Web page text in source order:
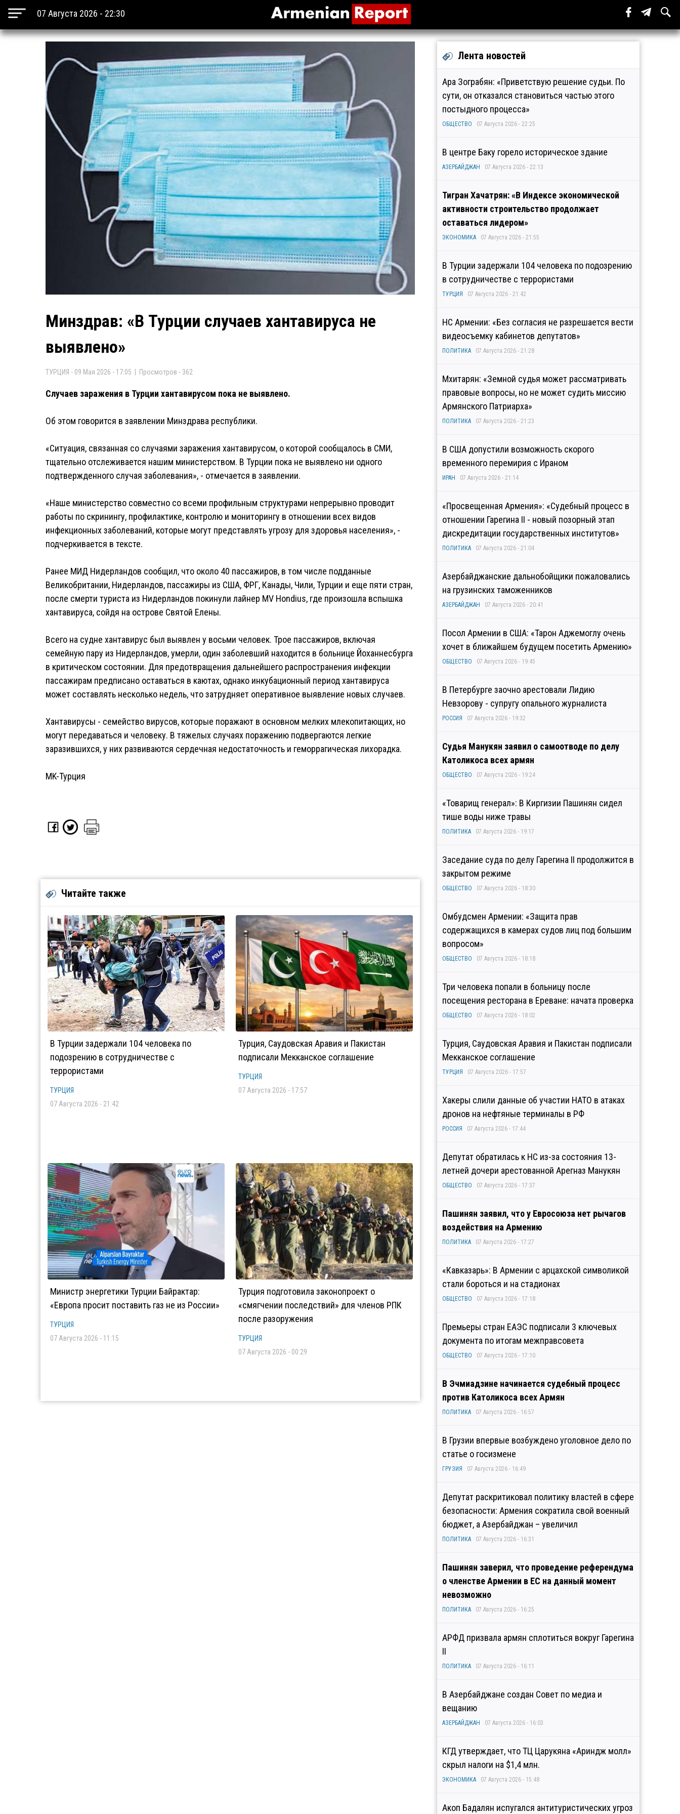
07 Августа 2026 - 22:30
Минздрав: «В Турции случаев хантавируса не
выявлено»
ТУРЦИЯ - 09 Мая 2026 - 17:05 | Просмотров - 362
Случаев заражения в Турции хантавирусом пока не выявлено.
Об этом говорится в заявлении Минздрава республики.
«Ситуация, связанная со случаями заражения хантавирусом, о которой сообщалось в СМИ,
тщательно отслеживается нашим министерством. В Турции пока не выявлено ни одного
подтвержденного случая заболевания», - отмечается в заявлении.
«Наше министерство совместно со всеми профильным структурами непрерывно проводит
работы по скринингу, профилактике, контролю и мониторингу в отношении всех видов
инфекционных заболеваний, которые могут представлять угрозу для здоровья населения», -
подчеркивается в тексте.
Ранее МИД Нидерландов сообщил, что около 40 пассажиров, в том числе подданные
Великобритании, Нидерландов, пассажиры из США, ФРГ, Канады, Чили, Турции и еще пяти стран,
после смерти туриста из Нидерландов покинули лайнер MV Hondius, где произошла вспышка
хантавируса, сойдя на острове Святой Елены.
Всего на судне хантавирус был выявлен у восьми человек. Трое пассажиров, включая
семейную пару из Нидерландов, умерли, один заболевший находится в больнице Йоханнесбурга
в критическом состоянии. Для предотвращения дальнейшего распространения инфекции
пассажирам предписано оставаться в каютах, однако инкубационный период хантавируса
может составлять несколько недель, что затрудняет оперативное выявление новых случаев.
Хантавирусы - семейство вирусов, которые поражают в основном мелких млекопитающих, но
могут передаваться и человеку. В тяжелых случаях поражению подвергаются легкие
заразившихся, у них развиваются сердечная недостаточность и геморрагическая лихорадка.
MK-Турция
Читайте также
В Турции задержали 104 человека по
подозрению в сотрудничестве с
террористами
ТУРЦИЯ
07 Августа 2026 - 21:42
Турция, Саудовская Аравия и Пакистан
подписали Мекканское соглашение
ТУРЦИЯ
07 Августа 2026 - 17:57
Министр энергетики Турции Байрактар:
«Европа просит поставить газ не из России»
ТУРЦИЯ
07 Августа 2026 - 11:15
Турция подготовила законопроект о
«смягчении последствий» для членов РПК
после разоружения
ТУРЦИЯ
07 Августа 2026 - 00:29
Лента новостей
Ара Зограбян: «Приветствую решение судьи. По
сути, он отказался становиться частью этого
постыдного процесса»
ОБЩЕСТВО 07 Августа 2026 - 22:25
В центре Баку горело историческое здание
АЗЕРБАЙДЖАН 07 Августа 2026 - 22:13
Тигран Хачатрян: «В Индексе экономической
активности строительство продолжает
оставаться лидером»
ЭКОНОМИКА 07 Августа 2026 - 21:55
В Турции задержали 104 человека по подозрению
в сотрудничестве с террористами
ТУРЦИЯ 07 Августа 2026 - 21:42
НС Армении: «Без согласия не разрешается вести
видеосъемку кабинетов депутатов»
ПОЛИТИКА 07 Августа 2026 - 21:28
Мхитарян: «Земной судья может рассматривать
правовые вопросы, но не может судить миссию
Армянского Патриарха»
ПОЛИТИКА 07 Августа 2026 - 21:23
В США допустили возможность скорого
временного перемирия с Ираном
ИРАН 07 Августа 2026 - 21:14
«Просвещенная Армения»: «Судебный процесс в
отношении Гарегина II - новый позорный этап
дискредитации государственных институтов»
ПОЛИТИКА 07 Августа 2026 - 21:04
Азербайджанские дальнобойщики пожаловались
на грузинских таможенников
АЗЕРБАЙДЖАН 07 Августа 2026 - 20:41
Посол Армении в США: «Тарон Аджемоглу очень
хочет в ближайшем будущем посетить Армению»
ОБЩЕСТВО 07 Августа 2026 - 19:45
В Петербурге заочно арестовали Лидию
Невзорову - супругу опального журналиста
РОССИЯ 07 Августа 2026 - 19:32
Судья Манукян заявил о самоотводе по делу
Католикоса всех армян
ОБЩЕСТВО 07 Августа 2026 - 19:24
«Товарищ генерал»: В Киргизии Пашинян сидел
тише воды ниже травы
ПОЛИТИКА 07 Августа 2026 - 19:17
Заседание суда по делу Гарегина II продолжится в
закрытом режиме
ОБЩЕСТВО 07 Августа 2026 - 18:30
Омбудсмен Армении: «Защита прав
содержащихся в камерах судов лиц под большим
вопросом»
ОБЩЕСТВО 07 Августа 2026 - 18:18
Три человека попали в больницу после
посещения ресторана в Ереване: начата проверка
ОБЩЕСТВО 07 Августа 2026 - 18:02
Турция, Саудовская Аравия и Пакистан подписали
Мекканское соглашение
ТУРЦИЯ 07 Августа 2026 - 17:57
Хакеры слили данные об участии НАТО в атаках
дронов на нефтяные терминалы в РФ
РОССИЯ 07 Августа 2026 - 17:44
Депутат обратилась к НС из-за состояния 13-
летней дочери арестованной Арегназ Манукян
ОБЩЕСТВО 07 Августа 2026 - 17:37
Пашинян заявил, что у Евросоюза нет рычагов
воздействия на Армению
ПОЛИТИКА 07 Августа 2026 - 17:27
«Кавказарь»: В Армении с арцахской символикой
стали бороться и на стадионах
ОБЩЕСТВО 07 Августа 2026 - 17:18
Премьеры стран ЕАЭС подписали 3 ключевых
документа по итогам межправсовета
ОБЩЕСТВО 07 Августа 2026 - 17:10
В Эчмиадзине начинается судебный процесс
против Католикоса всех Армян
ПОЛИТИКА 07 Августа 2026 - 16:57
В Грузии впервые возбуждено уголовное дело по
статье о госизмене
ГРУЗИЯ 07 Августа 2026 - 16:49
Депутат раскритиковал политику властей в сфере
безопасности: Армения сократила свой военный
бюджет, а Азербайджан – увеличил
ПОЛИТИКА 07 Августа 2026 - 16:31
Пашинян заверил, что проведение референдума
о членстве Армении в ЕС на данный момент
невозможно
ПОЛИТИКА 07 Августа 2026 - 16:25
АРФД призвала армян сплотиться вокруг Гарегина
II
ПОЛИТИКА 07 Августа 2026 - 16:11
В Азербайджане создан Совет по медиа и
вещанию
АЗЕРБАЙДЖАН 07 Августа 2026 - 16:03
КГД утверждает, что ТЦ Царукяна «Ариндж молл»
скрыл налоги на $1,4 млн.
ЭКОНОМИКА 07 Августа 2026 - 15:48
Акоп Бадалян испугался антитуристических угроз